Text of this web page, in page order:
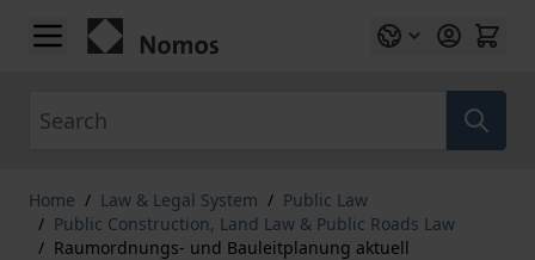
Skip to Content
Home / Law & Legal System / Public Law
/ Public Construction, Land Law & Public Roads Law
/ Raumordnungs- und Bauleitplanung aktuell